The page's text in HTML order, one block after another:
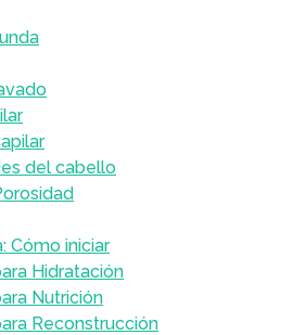
del cabello
Cómo iniciar
Hidratación
Nutrición
Reconstrucción